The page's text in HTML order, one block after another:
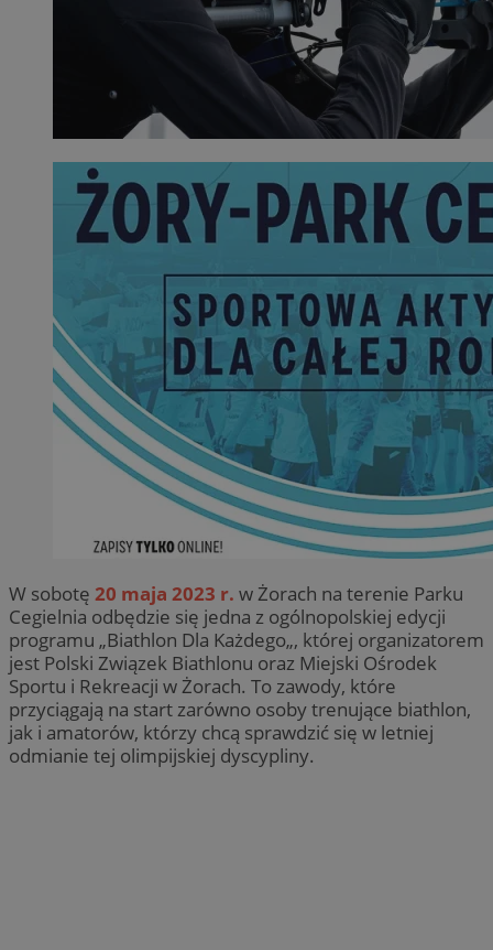
W sobotę 20 maja 2023 r. w Żorach na terenie Parku
Cegielnia odbędzie się jedna z ogólnopolskiej edycji
programu „Biathlon Dla Każdego„, której organizatorem
jest Polski Związek Biathlonu oraz Miejski Ośrodek
Sportu i Rekreacji w Żorach. To zawody, które
przyciągają na start zarówno osoby trenujące biathlon,
jak i amatorów, którzy chcą sprawdzić się w letniej
odmianie tej olimpijskiej dyscypliny.